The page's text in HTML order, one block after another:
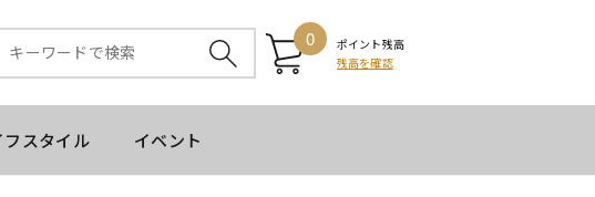
0
ポイント残高
残高を確認
フスタイル イベント